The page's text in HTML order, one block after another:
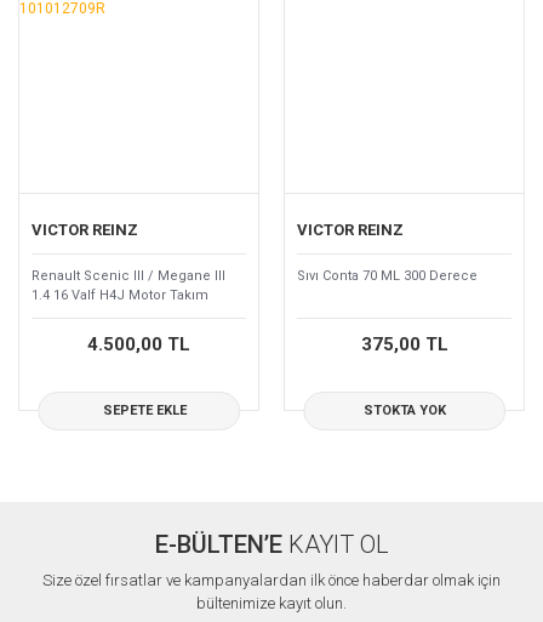
VICTOR REINZ
Renault Scenic III / Megane III
1.4 16 Valf H4J Motor Takım
Conta 101012709R
4.500,00 TL
SEPETE EKLE
VICTOR REINZ
Sıvı Conta 70 ML 300 Derece
375,00 TL
STOKTA YOK
E-BÜLTEN’EKAYIT OL
Size özel fırsatlar ve kampanyalardan ilk önce haberdar olmak için
bültenimize kayıt olun.